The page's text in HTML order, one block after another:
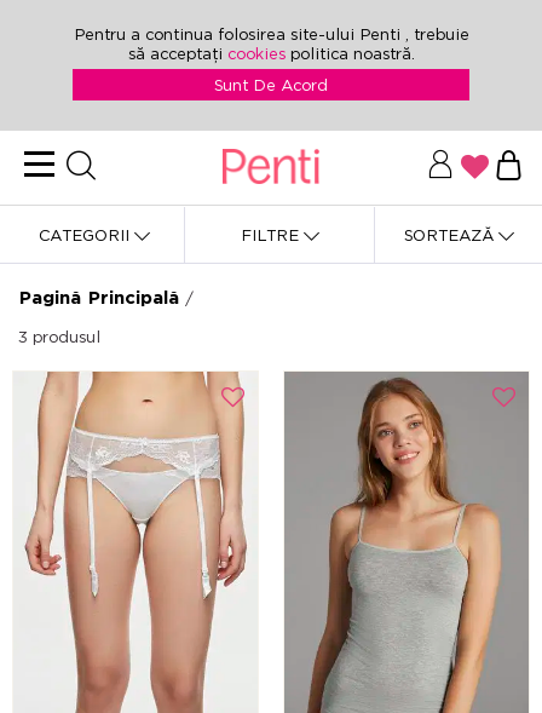
Pentru a continua folosirea site-ului Penti , trebuie
să acceptați cookies politica noastră.
Sunt De Acord
CATEGORII FILTRE SORTEAZĂ
Pagină Principală /
3 produsul